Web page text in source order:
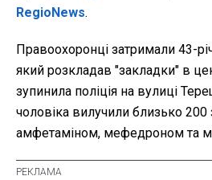
RegioNews.
Правоохоронці затримали 43-
який розкладав "закладки" в
зупинила поліція на вулиці
чоловіка вилучили близько 200
амфетаміном, мефедроном та